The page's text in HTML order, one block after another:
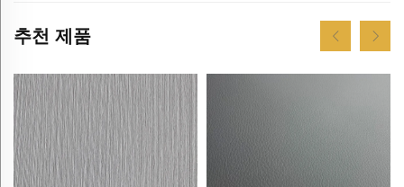
추천 제품